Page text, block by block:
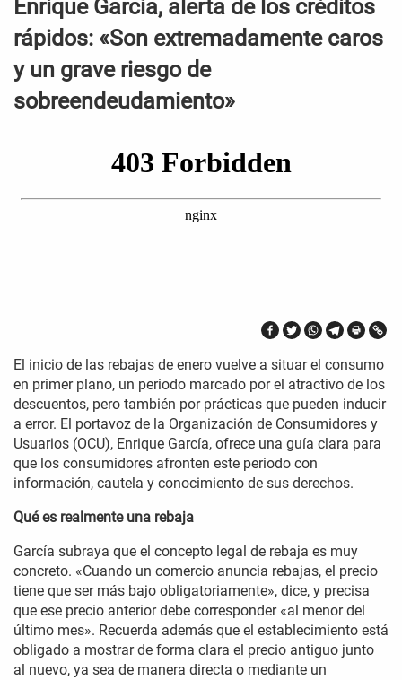
Enrique García, alerta de los créditos
rápidos: «Son extremadamente caros
y un grave riesgo de
sobreendeudamiento»
El inicio de las rebajas de enero vuelve a situar el consumo
en primer plano, un periodo marcado por el atractivo de los
descuentos, pero también por prácticas que pueden inducir
a error. El portavoz de la Organización de Consumidores y
Usuarios (OCU), Enrique García, ofrece una guía clara para
que los consumidores afronten este periodo con
información, cautela y conocimiento de sus derechos.
Qué es realmente una rebaja
García subraya que el concepto legal de rebaja es muy
concreto. «Cuando un comercio anuncia rebajas, el precio
tiene que ser más bajo obligatoriamente», dice, y precisa
que ese precio anterior debe corresponder «al menor del
último mes». Recuerda además que el establecimiento está
obligado a mostrar de forma clara el precio antiguo junto
al nuevo, ya sea de manera directa o mediante un